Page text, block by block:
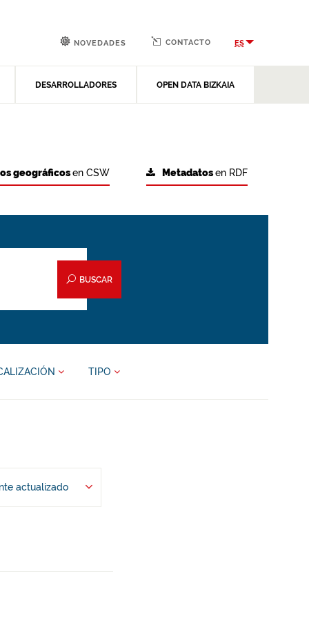
DESARROLLADORES OPEN DATA BIZKAIA
NOVEDADES CONTACTO ES
Metadatosen RDF
geográficosen CSW
BUSCAR
TIPO
actualizado